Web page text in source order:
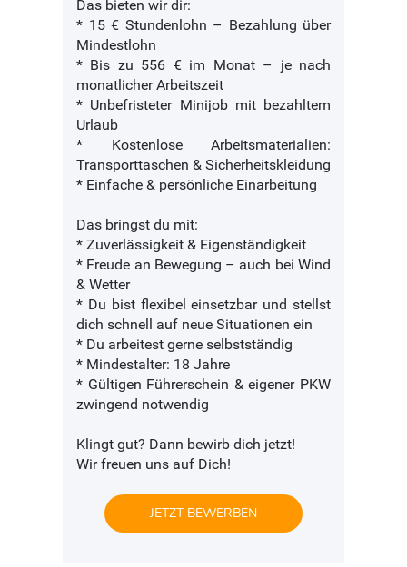
Das bieten wir dir:
* 15 € Stundenlohn – Bezahlung über
Mindestlohn
* Bis zu 556 € im Monat – je nach
monatlicher Arbeitszeit
* Unbefristeter Minijob mit bezahltem
Urlaub
* Kostenlose Arbeitsmaterialien:
Transporttaschen & Sicherheitskleidung
* Einfache & persönliche Einarbeitung
Das bringst du mit:
* Zuverlässigkeit & Eigenständigkeit
* Freude an Bewegung – auch bei Wind
& Wetter
* Du bist flexibel einsetzbar und stellst
dich schnell auf neue Situationen ein
* Du arbeitest gerne selbstständig
* Mindestalter: 18 Jahre
* Gültigen Führerschein & eigener PKW
zwingend notwendig
Klingt gut? Dann bewirb dich jetzt!
Wir freuen uns auf Dich!
JETZT BEWERBEN